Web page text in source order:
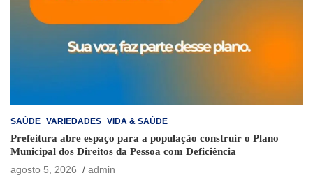
SAÚDE VARIEDADES VIDA & SAÚDE
Prefeitura abre espaço para a população construir o Plano
Municipal dos Direitos da Pessoa com Deficiência
agosto 5, 2026
admin